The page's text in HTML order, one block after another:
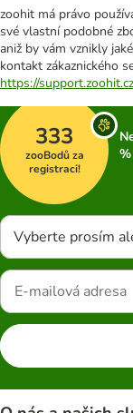
zoohit má právo
své vlastní podobné
aniž by vám vznikly
kontakt zákaznického
https://
333
zooBodů za
registraci!
Vyberte prosím